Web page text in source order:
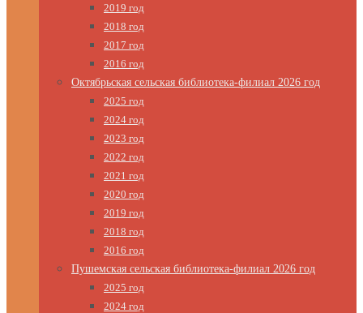
2019 год
2018 год
2017 год
2016 год
Октябрьская сельская библиотека-филиал 2026 год
2025 год
2024 год
2023 год
2022 год
2021 год
2020 год
2019 год
2018 год
2016 год
Пушемская сельская библиотека-филиал 2026 год
2025 год
2024 год